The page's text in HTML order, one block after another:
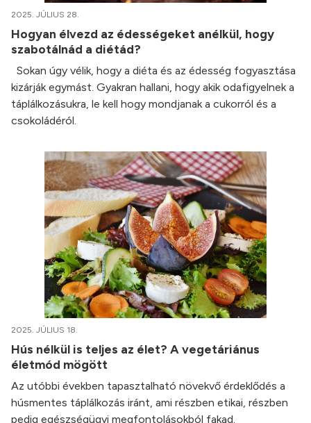
2025. JÚLIUS 28.
Hogyan élvezd az édességeket anélkül, hogy
szabotálnád a diétád?
Sokan úgy vélik, hogy a diéta és az édesség fogyasztása
kizárják egymást. Gyakran hallani, hogy akik odafigyelnek a
táplálkozásukra, le kell hogy mondjanak a cukorról és a
csokoládéról.
2025. JÚLIUS 18.
Hús nélkül is teljes az élet? A vegetáriánus
életmód mögött
Az utóbbi években tapasztalható növekvő érdeklődés a
húsmentes táplálkozás iránt, ami részben etikai, részben
pedig egészségügyi megfontolásokból fakad.